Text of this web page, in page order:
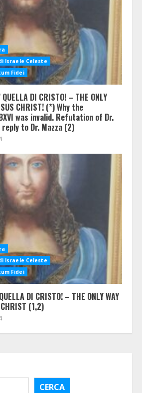
Israele Celeste
Fidei
DI CRISTO! – THE ONLY
CHRIST! (*) Why the
was invalid. Refutation of Dr.
reply to Dr. Mazza (2)
Israele Celeste
Fidei
DI CRISTO! – THE ONLY WAY
(1,2)
CERCA